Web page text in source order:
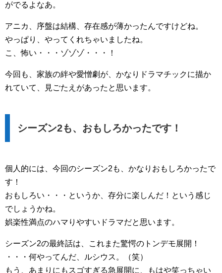
がでるよなあ。
アニカ、序盤は結構、存在感が薄かったんですけどね。
やっぱり、やってくれちゃいましたね。
こ、怖い・・・ゾゾゾ・・・！
今回も、家族の絆や愛憎劇が、かなりドラマチックに描か
れていて、見ごたえがあったと思います。
シーズン2も、おもしろかったです！
個人的には、今回のシーズン2も、かなりおもしろかったで
す！
おもしろい・・・というか、存分に楽しんだ！という感じ
でしょうかね。
娯楽性満点のハマりやすいドラマだと思います。
シーズン2の最終話は、これまた驚愕のトンデモ展開！
・・・何やってんだ、ルシウス。（笑）
もう、あまりにもスゴすぎる急展開に、もはや笑っちゃい